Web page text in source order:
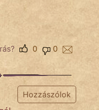
0
0
Hozzászólok